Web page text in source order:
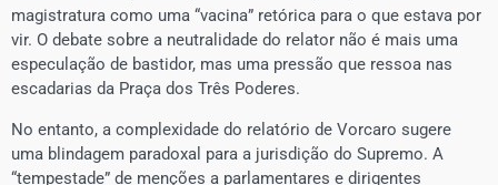
magistratura como uma “vacina” retórica para o que estava por
vir. O debate sobre a neutralidade do relator não é mais uma
especulação de bastidor, mas uma pressão que ressoa nas
escadarias da Praça dos Três Poderes.
No entanto, a complexidade do relatório de Vorcaro sugere
uma blindagem paradoxal para a jurisdição do Supremo. A
“tempestade” de menções a parlamentares e dirigentes